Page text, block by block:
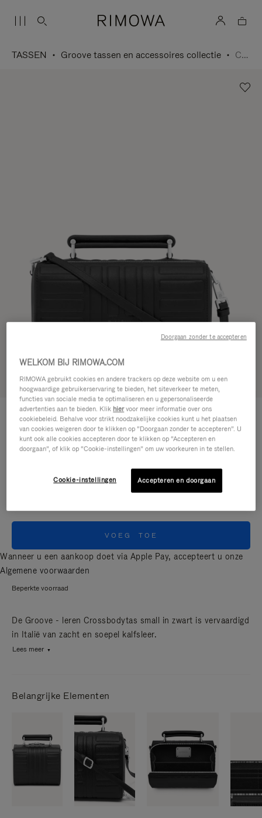
TASSEN Groove tassen en accessoires collectie Crossbodytas Small
Zie in 3D
GROOVE - LEER
Crossbodytas Small 950,00 €
Kleur Zwart
VOEG TOE
Wanneer u een aankoop doet via Apple Pay, accepteert u onze
Algemene voorwaarden
Beperkte voorraad
De Groove - leren Crossbodytas small in zwart is vervaardigd
in Italië van zacht en soepel kalfsleer.
Lees meer
Belangrijke Elementen
WELKOM BIJ RIMOWA.COM
RIMOWA gebruikt cookies en andere trackers op deze website om u een
hoogwaardige gebruikerservaring te bieden, het siteverkeer te meten,
functies van sociale media te optimaliseren en u gepersonaliseerde
advertenties aan te bieden. Klik hiervoor meer informatie over ons
cookiebeleid. Behalve voor strikt noodzakelijke cookies kunt u het plaatsen
van cookies weigeren door te klikken op “Doorgaan zonder te accepteren”. U
kunt ook alle cookies accepteren door te klikken op “Accepteren en
doorgaan”, of klik op “Cookie-instellingen” om uw voorkeuren in te stellen.
Cookie-instellingen Accepteren en doorgaan
Doorgaan zonder te accepteren